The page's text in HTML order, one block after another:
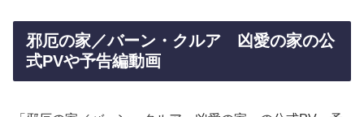
邪厄の家／バーン・クルア 凶愛の家の公
式PVや予告編動画